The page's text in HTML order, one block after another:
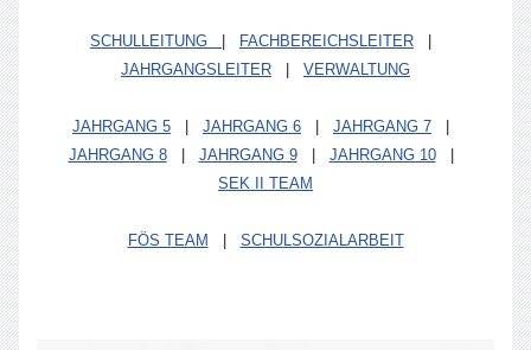
SCHULLEITUNG FACHBEREICHSLEITER
JAHRGANGSLEITER
VERWALTUNG
JAHRGANG 5 JAHRGANG 6 JAHRGANG 7
JAHRGANG 8| JAHRGANG 9| JAHRGANG 10|
SEK II TEAM
FÖS TEAM SCHULSOZIALARBEIT